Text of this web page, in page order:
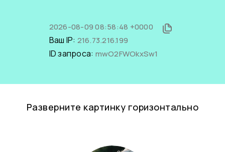
2026-08-09 08:58:48 +0000
Ваш IP: 216.73.216.199
ID запроса: mwO2FWOkxSw1
Разверните картинку горизонтально